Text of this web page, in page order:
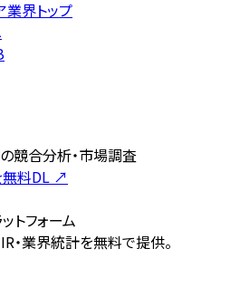
業界トップ
競合分析・市場調査
料DL ↗
トフォーム
・業界統計を無料で提供。